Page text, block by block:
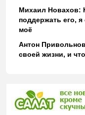
Михаил Новахов:
поддержать его,
моё
Антон
своей жизни, и